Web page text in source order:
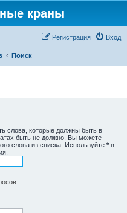
краны
Вход
Регистрация
Поиск
слова, которые должны быть в
быть не должно. Вы можете
слова из списка. Используйте * в